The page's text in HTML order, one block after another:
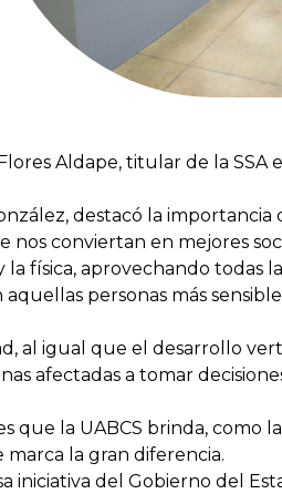
Aldape, titular de la SSA
destacó la importancia
conviertan en mejores
física, aprovechando todas
personas más
al igual que el desarrollo
afectadas a tomar
que la UABCS brinda, como
la gran diferencia.
del Gobierno del